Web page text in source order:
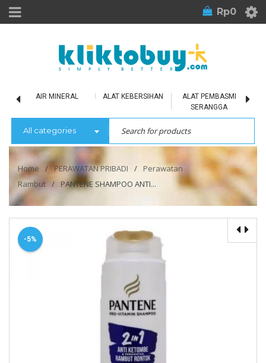
Rp0
AIR MINERAL ALAT KEBERSIHAN
ALAT PEMBASMI
SERANGGA
All categories
Home / PERAWATAN PRIBADI / Perawatan
Rambut / PANTENE SHAMPOO ANTI...
-5%